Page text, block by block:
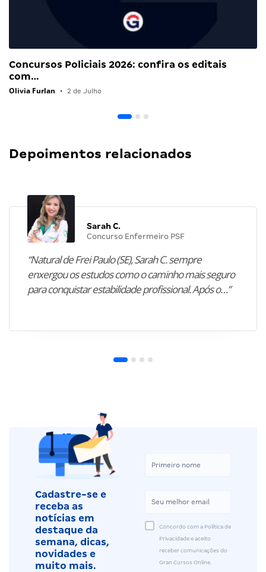
Concursos Policiais 2026: confira os editais
com…
Olivia Furlan • 2 de Julho
Depoimentos relacionados
Sarah C.
Concurso Enfermeiro PSF
“Natural de Frei Paulo (SE), Sarah C. sempre
enxergou os estudos como o caminho mais seguro
para conquistar estabilidade profissional. Após o…”
Cadastre-se e
receba as
notícias em
destaque da
semana, dicas,
novidades e
muito mais.
Concordo com a Política de
Privacidade e aceito
receber comunicações do
Gran Cursos Online.